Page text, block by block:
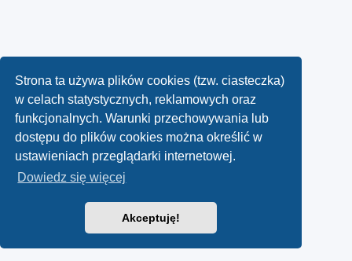
Strona ta używa plików cookies (tzw. ciasteczka)
w celach statystycznych, reklamowych oraz
funkcjonalnych. Warunki przechowywania lub
dostępu do plików cookies można określić w
ustawieniach przeglądarki internetowej.
Dowiedz się więcej
Akceptuję!